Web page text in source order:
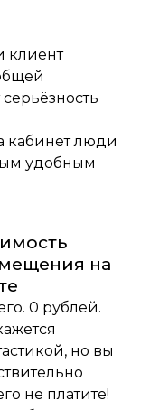
клиент
кабинет люди
удобным
на
0 рублей.
но вы
не платите!